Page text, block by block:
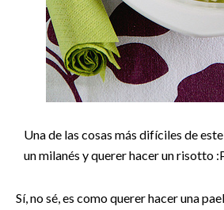
Una de las cosas más difíciles de
un milanés y querer hacer un risotto
Sí, no sé, es como querer hacer una